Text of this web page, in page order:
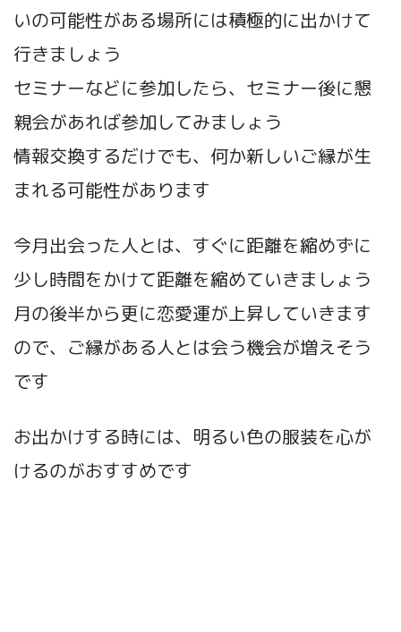
いの可能性がある場所には積極的に出かけて
行きましょう
セミナーなどに参加したら、セミナー後に懇
親会があれば参加してみましょう
情報交換するだけでも、何か新しいご縁が生
まれる可能性があります
今月出会った人とは、すぐに距離を縮めずに
少し時間をかけて距離を縮めていきましょう
月の後半から更に恋愛運が上昇していきます
ので、ご縁がある人とは会う機会が増えそう
です
お出かけする時には、明るい色の服装を心が
けるのがおすすめです